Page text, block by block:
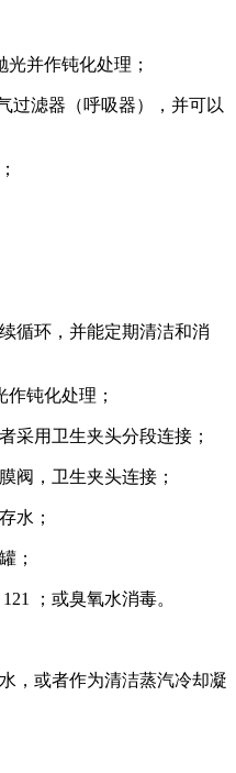
并作钝化处理；
过滤器（呼吸器），并可以
循环，并能定期清洁和消
钝化处理；
采用卫生夹头分段连接；
阀，卫生夹头连接；
水；
；
；或臭氧水消毒。
，或者作为清洁蒸汽冷却凝